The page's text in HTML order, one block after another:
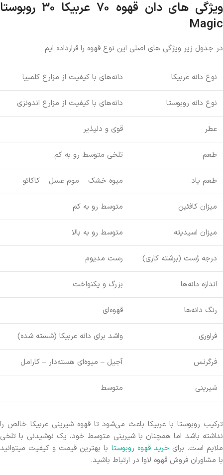
ویژگی های دان قهوه ۷۰ عربیکا ۳۰ روبوستا
Magic
در جدول زیر ویژگی های اصلی این نوع قهوه را قرارداده ایم
نوع دانه عربیکا دانه‌های با کیفیت از مزارع کلمبیا
نوع دانه روبوستا دانه‌های با کیفیت از مزارع اندونزی
عطر قوی و دلپذیر
طعم تلخی متوسط رو به کم
طعم یاد میوه خشک – موم عسل – کاکائو
میزان کافئین متوسط رو به کم
میزان اسیدیته متوسط رو به بالا
درجه رُست (برشته کاری) رست مدیوم
اندازه دانه‌ها بزرگ و یکنواخت
رنگ دانه‌ها قهوه‌ای
فراوری واشد برای دانه عربیکا (شسته شده)
فرگرنس آجیل – میوه‌ای هسته‌دار – کارامل
شیرینی متوسط
ترکیب روبوستا با عربیکا باعث می‌شود تا قهوه شیرینی عربیکا خالص را
نداشته باشد اما همچنان با شیرینی متوسط خود، یک نوشیدنی با تلخی
ملایم است. برای خرید قهوه روبوستا با بهترین قیمت و کیفیت میتوانید
با مشاوران فروش قهوه لاوا در ارتباط باشید.